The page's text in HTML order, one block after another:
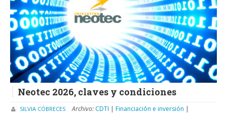
Neotec 2026, claves y condiciones
SILVIA CÓBRECES Archivo: CDTI | Financiación e inversión |